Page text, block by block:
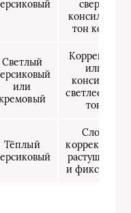
сверху
консилер в
тон кожи
Светлый
или
Корректор
или
консилер
светлее на 1
тон
Тёплый
Слой
корректора,
растушёвка
и фиксация